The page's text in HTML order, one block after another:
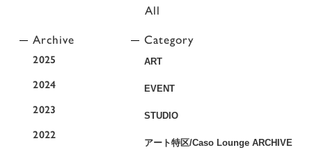
All
Archive
2025
2024
2023
2022
Category
ART
EVENT
STUDIO
アート特区/Caso Lounge ARCHIVE